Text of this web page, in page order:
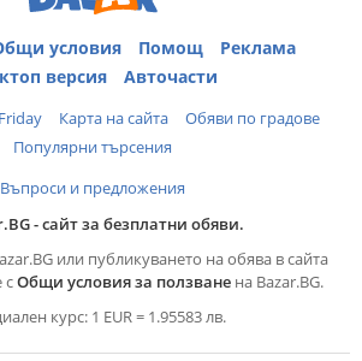
условия Помощ
Реклама
версия
Авточасти
Карта на сайта
Обяви по градове
Популярни търсения
Въпроси и предложения
- сайт за безплатни обяви.
или публикуването на обява в сайта
сОбщи условия за ползване на Bazar.BG.
курс: 1 EUR = 1.95583 лв.